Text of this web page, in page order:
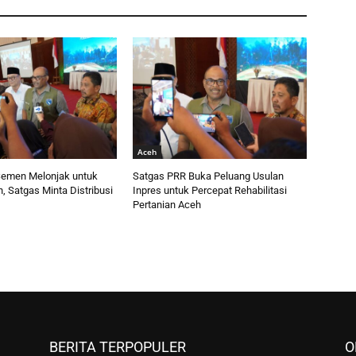
Melonjak untuk
Satgas Minta Distribusi
Aceh
Satgas PRR Buka Peluang Usulan
Inpres untuk Percepat Rehabilitasi
Pertanian Aceh
BERITA TERPOPULER